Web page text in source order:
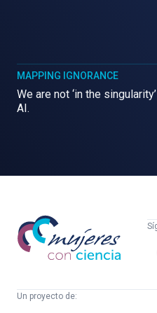
MAPPING IGNORANCE
We are not ‘in the
AI.
Mujeres
con
ciencia
Un proyecto de: